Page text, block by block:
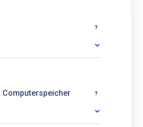
?
Computerspeicher ?